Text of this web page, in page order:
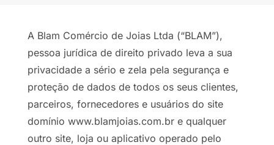
A Blam Comércio de Joias Ltda (“BLAM”),
pessoa jurídica de direito privado leva a sua
privacidade a sério e zela pela segurança e
proteção de dados de todos os seus clientes,
parceiros, fornecedores e usuários do site
domínio www.blamjoias.com.br e qualquer
outro site, loja ou aplicativo operado pelo